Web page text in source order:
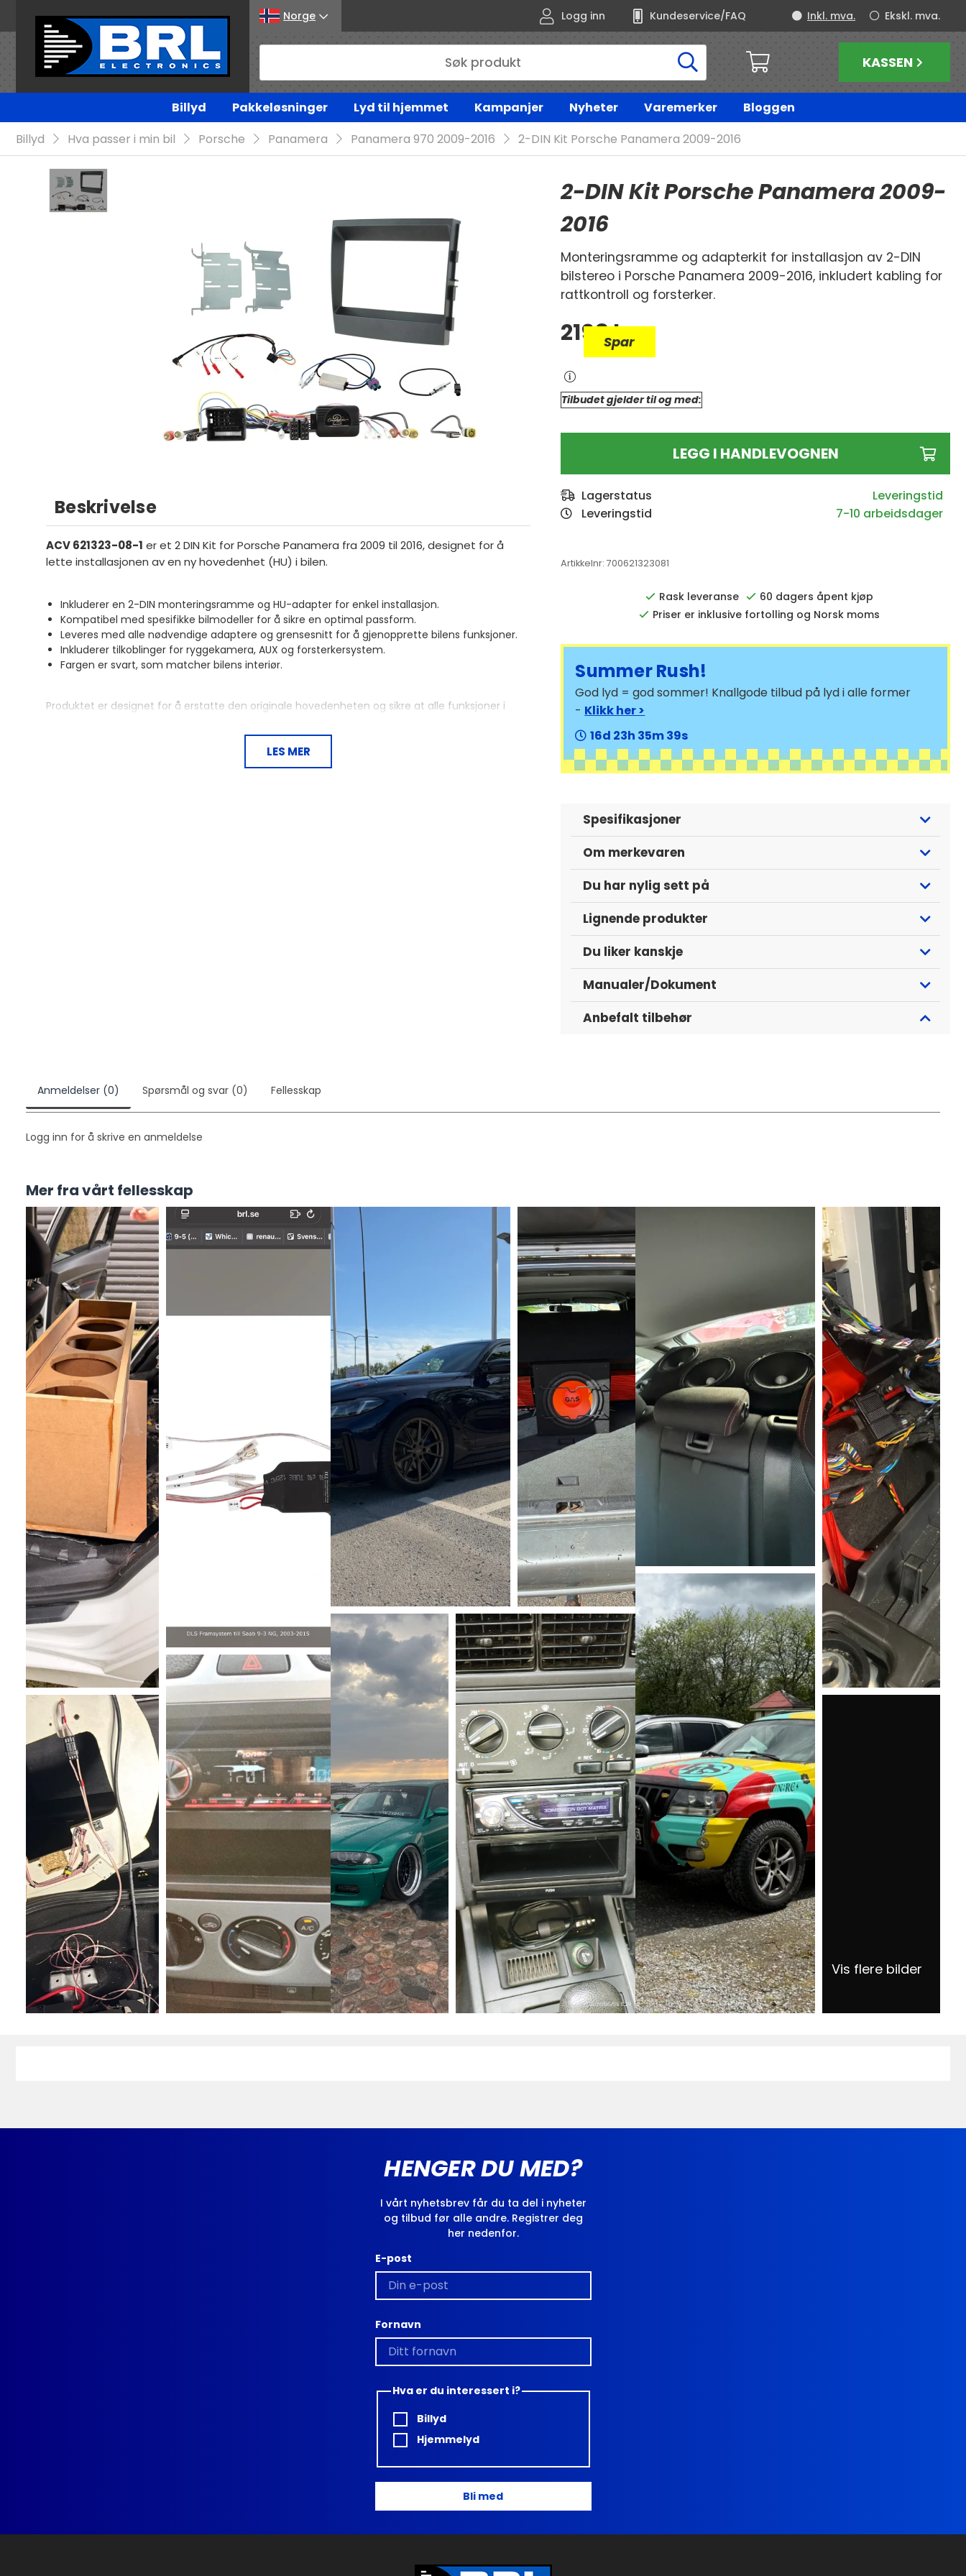
Norge Logg inn Kundeservice/FAQ Ekskl. mva.
Inkl. mva.
KASSEN
Billyd Pakkeløsninger Lyd til hjemmet Kampanjer Nyheter Varemerker
Bloggen
Billyd
Hva passer i min bil Porsche Panamera Panamera 970 2009-2016 2-DIN Kit Porsche Panamera 2009-2016
Beskrivelse
ACV 621323-08-1 er et 2 DIN Kit for Porsche Panamera fra 2009 til 2016, designet for å
lette installasjonen av en ny hovedenhet (HU) i bilen.
Inkluderer en 2-DIN monteringsramme og HU-adapter for enkel installasjon.
Kompatibel med spesifikke bilmodeller for å sikre en optimal passform.
Leveres med alle nødvendige adaptere og grensesnitt for å gjenopprette bilens funksjoner.
Inkluderer tilkoblinger for ryggekamera, AUX og forsterkersystem.
Fargen er svart, som matcher bilens interiør.
Produktet er designet for å erstatte den originale hovedenheten og sikre at alle funksjoner i
påbegynnes. Noen bilfunksjoner, som Trailer Assist og E Call, kan hende ikke støttes. Sjekk alle
funksjoner nøye før den endelige installasjonen. Det anbefales å sammenligne de medfølgende
kontaktene med de som finnes i bilen for å sikre at de passer både optisk og teknisk.
LES MER
2-DIN Kit Porsche Panamera 2009-
2016
Monteringsramme og adapterkit for installasjon av 2-DIN
bilstereo i Porsche Panamera 2009-2016, inkludert kabling for
rattkontroll og forsterker.
2198kr
Spar
Tilbudet gjelder til og med:
LEGG I HANDLEVOGNEN
Lagerstatus
Leveringstid
7-10 arbeidsdager
Artikkelnr:700621323081
Rask leveranse
60 dagers åpent kjøp
Priser er inklusive fortolling og Norsk moms
Summer Rush!
God lyd = god sommer! Knallgode tilbud på lyd i alle former
- Klikk her >
16
23 35 37
Spesifikasjoner
Om merkevaren
Du har nylig sett på
Lignende produkter
Du liker kanskje
Manualer/Dokument
Anbefalt tilbehør
Anmeldelser (0) Spørsmål og svar (0) Fellesskap
Logg inn for å skrive en anmeldelse
Mer fra vårt fellesskap
Vis flere bilder
HENGER DU MED?
I vårt nyhetsbrev får du ta del i nyheter
og tilbud før alle andre. Registrer deg
her nedenfor.
E-post
Fornavn
Hva er du interessert i?
Billyd
Hjemmelyd
Bli med